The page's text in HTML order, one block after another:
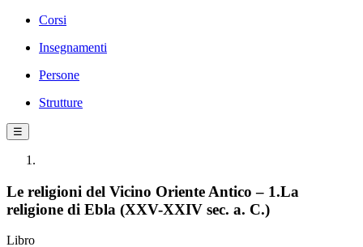
Corsi
Insegnamenti
Persone
Strutture
☰
Le religioni del Vicino Oriente Antico – 1.La
religione di Ebla (XXV-XXIV sec. a. C.)
Libro